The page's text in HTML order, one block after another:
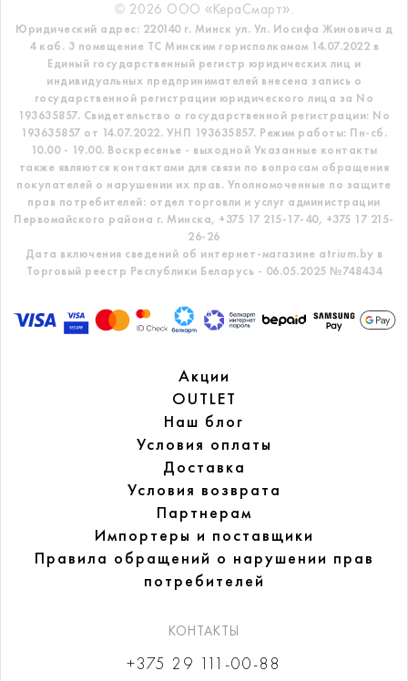
© 2026 ООО «КераСмарт».
Юридический адрес: 220140 г. Минск ул. Ул. Иосифа Жиновича д
4 каб. 3 помещение ТС Минским горисполкомом 14.07.2022 в
Единый государственный регистр юридических лиц и
индивидуальных предпринимателей внесена запись о
государственной регистрации юридического лица за No
193635857. Свидетельство о государственной регистрации: No
193635857 от 14.07.2022. УНП 193635857. Режим работы: Пн-сб.
10.00 - 19.00. Воскресенье - выходной Указанные контакты
также являются контактами для связи по вопросам обращения
покупателей о нарушении их прав. Уполномоченные по защите
прав потребителей: отдел торговли и услуг администрации
Первомайского района г. Минска, +375 17 215-17-40, +375 17 215-
26-26
Дата включения сведений об интернет-магазине atrium.by в
Торговый реестр Республики Беларусь - 06.05.2025 №748434
Акции
OUTLET
Наш блог
Условия оплаты
Доставка
Условия возврата
Партнерам
Импортеры и поставщики
Правила обращений о нарушении прав
потребителей
КОНТАКТЫ
+375 29 111-00-88